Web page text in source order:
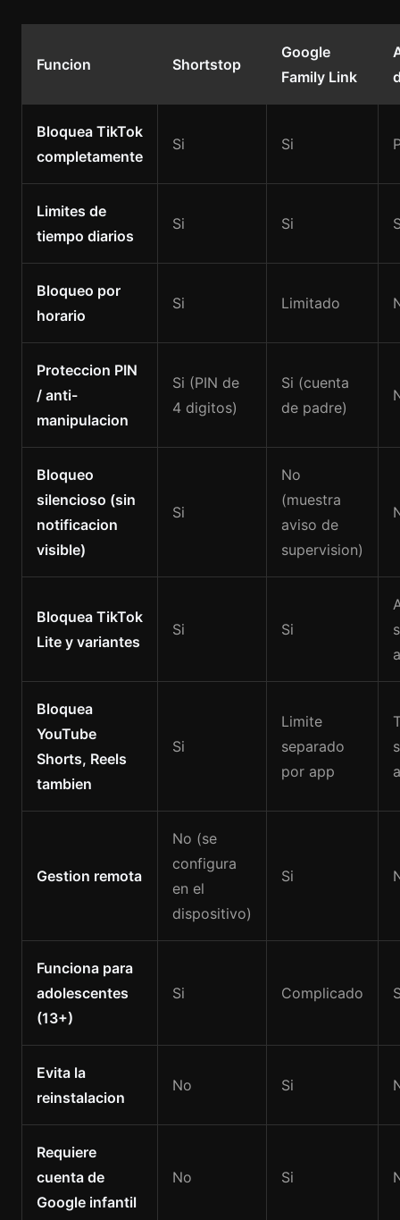
Funcion Shortstop
Google
Family Link
Bloquea TikTok
completamente
Si Si
Limites de
tiempo diarios
Si Si
Bloqueo por
horario
Si Limitado
Proteccion PIN
/ anti-
manipulacion
Si (PIN de
4 digitos)
Si (cuenta
de padre)
Bloqueo
silencioso (sin
notificacion
visible)
Si
No
(muestra
aviso de
supervision)
Bloquea TikTok
Lite y variantes
Si Si
Bloquea
YouTube
Shorts, Reels
tambien
Si
Limite
separado
por app
Gestion remota
No (se
configura
en el
dispositivo)
Si
Funciona para
adolescentes
(13+)
Si Complicado
Evita la
reinstalacion
No Si
Requiere
cuenta de
Google infantil
No Si